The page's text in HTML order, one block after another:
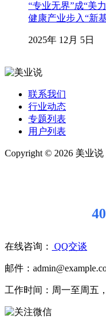
“专业无界”成“美
健康产业步入“新
2025年 12月 5日
联系我们
行业动态
专题列表
用户列表
Copyright © 2026 美业
在线咨询： QQ交谈
邮件：
工作时间：周一至周五